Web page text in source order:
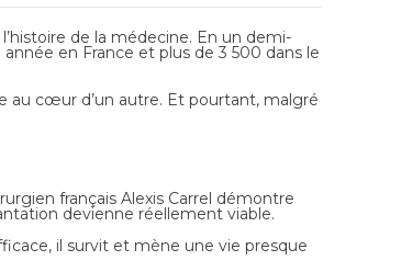
de la médecine. En un demi-
en France et plus de 3 500 dans le
au cœur d’un autre. Et pourtant, malgré
français Alexis Carrel démontre
devienne réellement viable.
il survit et mène une vie presque